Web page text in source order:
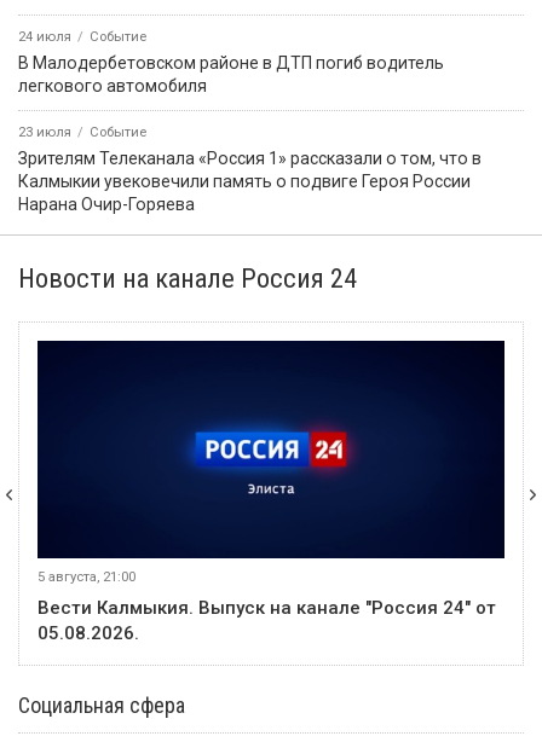
24 июля Событие
В Малодербетовском районе в ДТП погиб водитель
легкового автомобиля
23 июля Событие
Зрителям Телеканала «Россия 1» рассказали о том, что в
Калмыкии увековечили память о подвиге Героя России
Нарана Очир-Горяева
Новости на канале Россия 24
5 августа, 21:00
Вести Калмыкия. Выпуск на канале "Россия 24" от
05.08.2026.
Социальная сфера